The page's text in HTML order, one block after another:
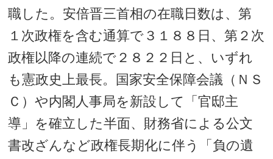
職した。安倍晋三首相の在職日数は、第
１次政権を含む通算で３１８８日、第２次
政権以降の連続で２８２２日と、いずれ
も憲政史上最長。国家安全保障会議（ＮＳ
Ｃ）や内閣人事局を新設して「官邸主
導」を確立した半面、財務省による公文
書改ざんなど政権長期化に伴う「負の遺